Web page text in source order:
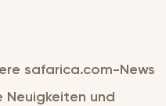
safarica.com-News
und